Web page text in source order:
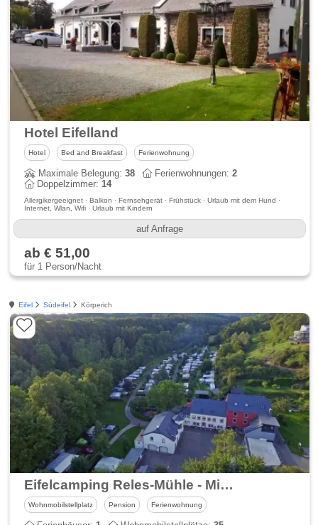
Hotel Eifelland
Hotel Bed and Breakfast Ferienwohnung
Maximale Belegung:38 Ferienwohnungen:2
Doppelzimmer:14
Allergikergeeignet · Balkon · Fernsehgerät · Frühstück · Urlaub mit dem Hund ·
Internet, Wlan, Wifi · Urlaub mit Kindern
auf Anfrage
ab € 51,00
für 1 Person/Nacht
Eifel Südeifel Körperich
Eifelcamping Reles-Mühle - Mietcaravans, Bungalows, Stellplätze
Wohnmobilstellplatz Pension Ferienwohnung